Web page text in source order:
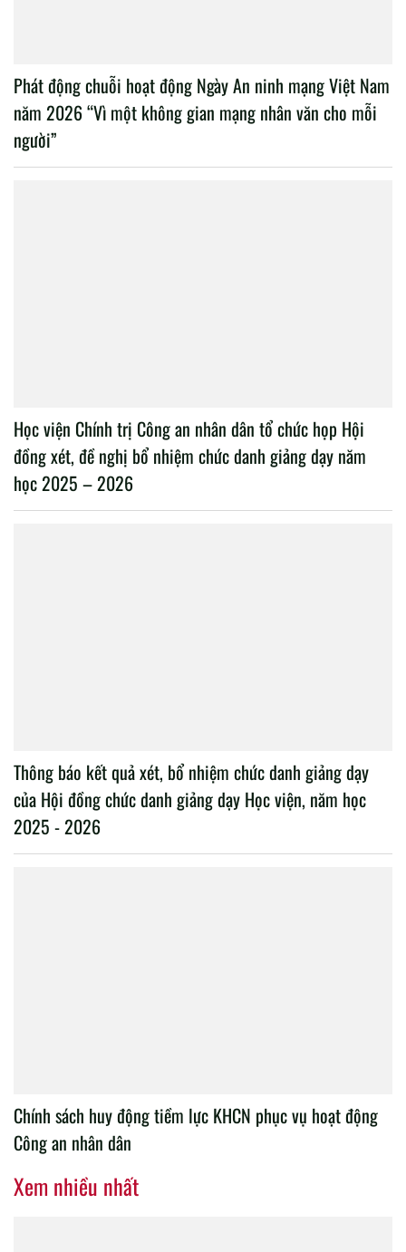
Phát động chuỗi hoạt động Ngày An ninh mạng Việt Nam
năm 2026 “Vì một không gian mạng nhân văn cho mỗi
người”
Học viện Chính trị Công an nhân dân tổ chức họp Hội
đồng xét, đề nghị bổ nhiệm chức danh giảng dạy năm
học 2025 – 2026
Thông báo kết quả xét, bổ nhiệm chức danh giảng dạy
của Hội đồng chức danh giảng dạy Học viện, năm học
2025 - 2026
Chính sách huy động tiềm lực KHCN phục vụ hoạt động
Công an nhân dân
Xem nhiều nhất